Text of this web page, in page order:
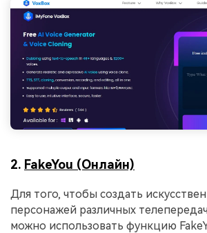
2. FakeYou (Онлайн)
Для того, чтобы создать
персонажей различных
можно использовать функцию